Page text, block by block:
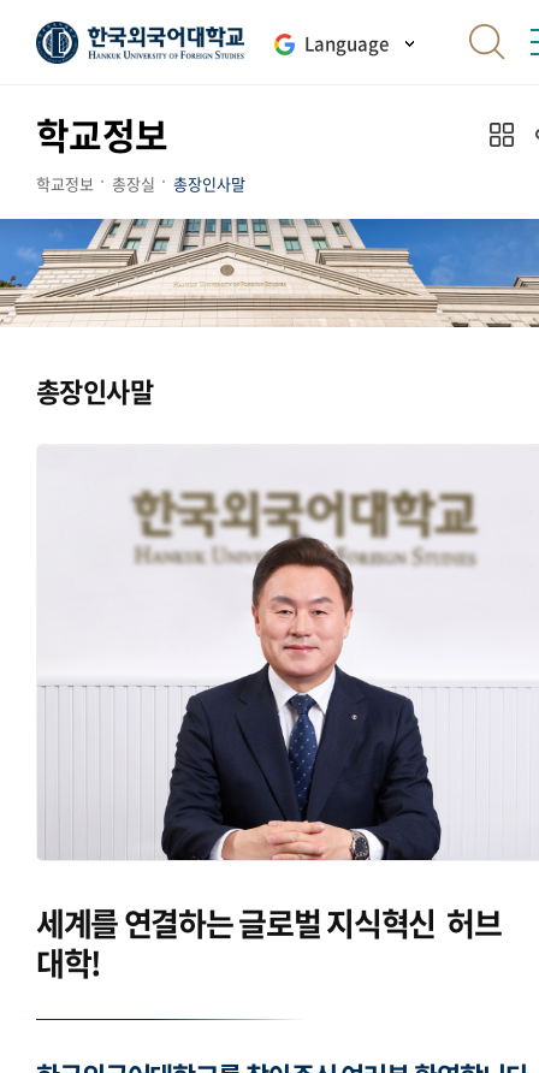
Language
학교정보
학교정보 총장실 총장인사말
총장인사말
세계를 연결하는글로벌 지식혁신 허브
대학!